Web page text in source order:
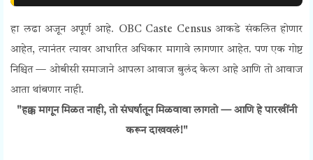
हा लढा अजून अपूर्ण आहे. OBC Caste Census आकडे संकलित होणार
आहेत, त्यानंतर त्यावर आधारित अधिकार मागावे लागणार आहेत. पण एक गोष्ट
निश्चित — ओबीसी समाजाने आपला आवाज बुलंद केला आहे आणि तो आवाज
आता थांबणार नाही.
"हक्क मागून मिळत नाही, तो संघर्षातून मिळवावा लागतो — आणि हे पारखींनी
करून दाखवलं!"